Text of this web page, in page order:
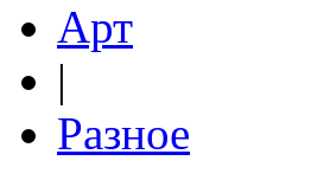
Арт
|
Разное